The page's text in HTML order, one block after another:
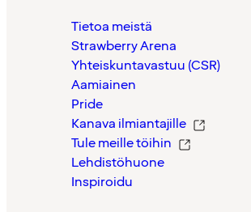
Tietoa meistä
Strawberry Arena
Yhteiskuntavastuu (CSR)
Aamiainen
Pride
Kanava ilmiantajille
Tule meille töihin
Lehdistöhuone
Inspiroidu